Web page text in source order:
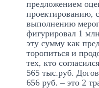
предложением
проектированию,
выполнению
фигурировал 1
эту сумму как
торопиться и
тех, кто
565 тыс.руб.
656 руб. – это 2